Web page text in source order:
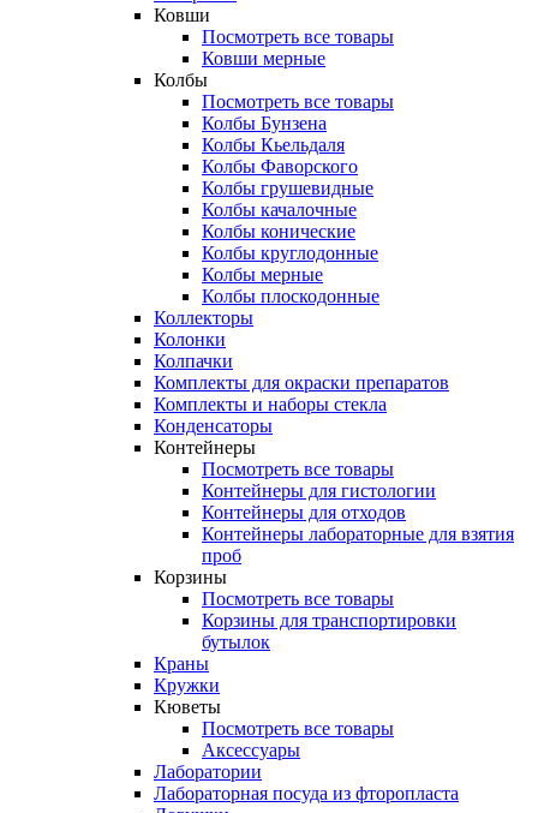
Ковши
Посмотреть все товары
Ковши мерные
Колбы
Посмотреть все товары
Колбы Бунзена
Колбы Кьельдаля
Колбы Фаворского
Колбы грушевидные
Колбы качалочные
Колбы конические
Колбы круглодонные
Колбы мерные
Колбы плоскодонные
Коллекторы
Колонки
Колпачки
Комплекты для окраски препаратов
Комплекты и наборы стекла
Конденсаторы
Контейнеры
Посмотреть все товары
Контейнеры для гистологии
Контейнеры для отходов
Контейнеры лабораторные для взятия
проб
Корзины
Посмотреть все товары
Корзины для транспортировки
бутылок
Краны
Кружки
Кюветы
Посмотреть все товары
Аксессуары
Лаборатории
Лабораторная посуда из фторопласта